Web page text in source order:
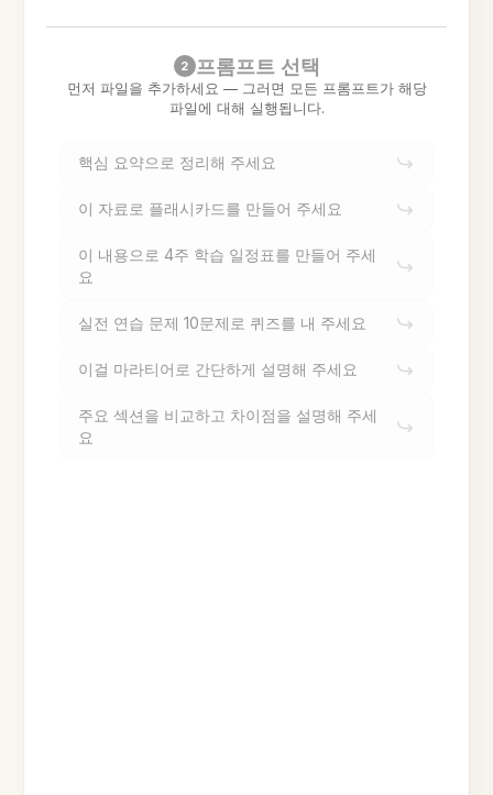
2 프롬프트 선택
먼저 파일을 추가하세요 — 그러면 모든 프롬프트가 해당
파일에 대해 실행됩니다.
핵심 요약으로 정리해 주세요
이 자료로 플래시카드를 만들어 주세요
이 내용으로 4주 학습 일정표를 만들어 주세
요
실전 연습 문제 10문제로 퀴즈를 내 주세요
이걸 마라티어로 간단하게 설명해 주세요
주요 섹션을 비교하고 차이점을 설명해 주세
요